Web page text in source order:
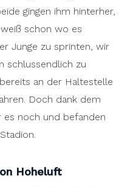
gingen ihm hinterher,
schon wo es
Junge zu sprinten, wir
schlussendlich zu
an der Haltestelle
Doch dank dem
es noch und befanden
Hoheluft